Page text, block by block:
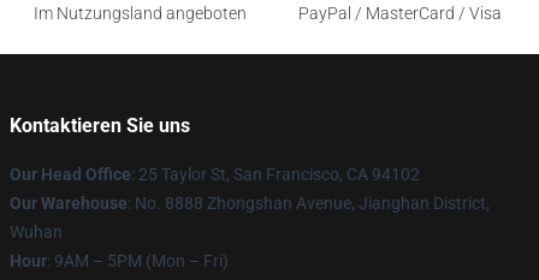
Im Nutzungsland angeboten
PayPal / MasterCard / Visa
Kontaktieren Sie uns
Our Head Office: 25 Taylor St, San Francisco, CA 94102
Our Warehouse: No. 8888 Zhongshan Avenue, Jianghan District,
Wuhan
Hour: 9AM – 5PM (Mon – Fri)